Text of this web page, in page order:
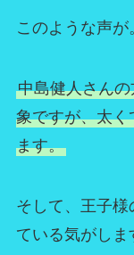
このような声が
中島健人さん
象ですが、太
ます。
そして、王子
ている気がしま